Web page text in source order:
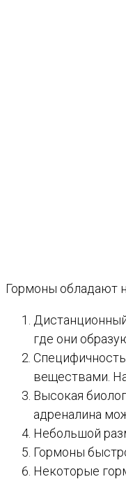
Гормоны обладают
где они
веществами.
Высокая
адреналина
Небольшой
Гормоны
Некоторые